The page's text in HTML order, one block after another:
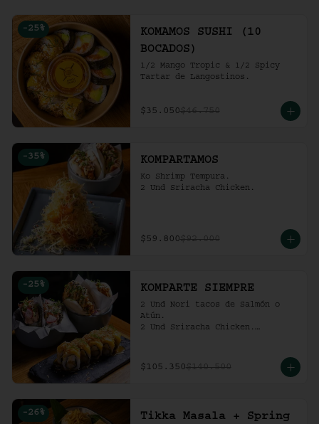
-25 %
KOMAMOS SUSHI (10
BOCADOS)
1/2 Mango Tropic & 1/2 Spicy
Tartar de Langostinos.
$35.050$46.750
-35 % KOMPARTAMOS
Ko Shrimp Tempura.
2 Und Sriracha Chicken.
$59.800$92.000
-25 % KOMPARTE SIEMPRE
2 Und Nori tacos de Salmón o
Atún.
2 Und Sriracha Chicken.
$105.350$140.500
-26 %
Tikka Masala + Spring